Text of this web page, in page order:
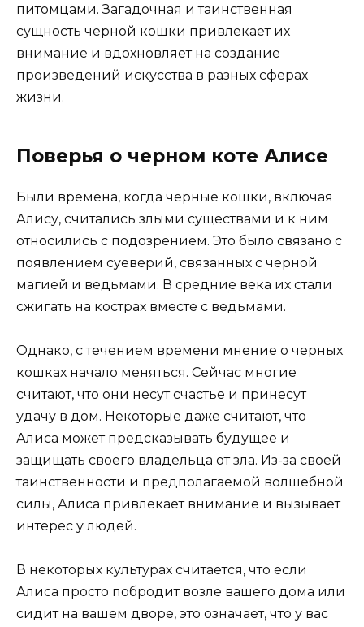
питомцами. Загадочная и таинственная
сущность черной кошки привлекает их
внимание и вдохновляет на создание
произведений искусства в разных сферах
жизни.
Поверья о черном коте Алисе
Были времена, когда черные кошки, включая
Алису, считались злыми существами и к ним
относились с подозрением. Это было связано с
появлением суеверий, связанных с черной
магией и ведьмами. В средние века их стали
сжигать на кострах вместе с ведьмами.
Однако, с течением времени мнение о черных
кошках начало меняться. Сейчас многие
считают, что они несут счастье и принесут
удачу в дом. Некоторые даже считают, что
Алиса может предсказывать будущее и
защищать своего владельца от зла. Из-за своей
таинственности и предполагаемой волшебной
силы, Алиса привлекает внимание и вызывает
интерес у людей.
В некоторых культурах считается, что если
Алиса просто побродит возле вашего дома или
сидит на вашем дворе, это означает, что у вас